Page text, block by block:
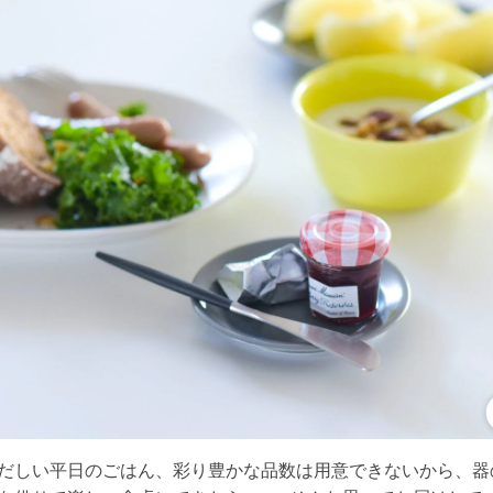
しい平日のごはん、彩り豊かな品数は用意できないから、